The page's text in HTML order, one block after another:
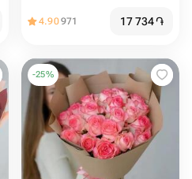
4.90971 17 734֏
-25%